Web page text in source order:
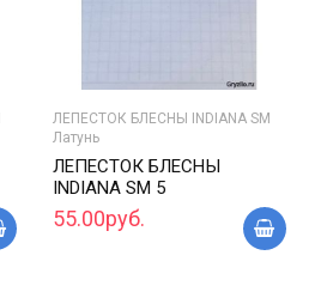
ЛЕПЕСТОК БЛЕСНЫ INDIANA SM
Латунь
ЛЕПЕСТОК БЛЕСНЫ
INDIANA SM 5
55.00руб.